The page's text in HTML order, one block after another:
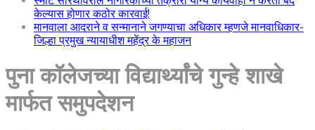
केल्यास होणार कठोर कारवाई!
मानवाला आदराने व सन्मानाने जगण्याचा अधिकार म्हणजे मानवाधिकार-
जिल्हा प्रमुख न्यायाधीश महेंद्र के महाजन
पुना कॉलेजच्या विद्यार्थ्यांचे गुन्हे शाखे
मार्फत समुपदेशन